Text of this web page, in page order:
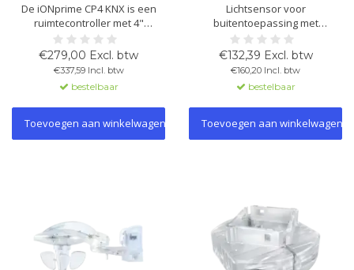
De iONprime CP4 KNX is een
ruimtecontroller met 4"
touchscreen voor temperatuur,
luchtvochtigheid, nabijheid en
helderheid. Tot 6 pagina’s met
elk 8 functies voor schakelen,
dimmen, jaloezie- en
klimaatregeling in slimme
gebouwen.
€279,00 Excl. btw
€337,59 Incl. btw
bestelbaar
Toevoegen aan winkelwagen
Lichtsensor voor
buitentoepassing met
meetbereik van 1 tot 100.000
lux. Ideaal voor
lichtafhankelijke regeling en
combineerbaar met het
Theben-weerstation.
€132,39 Excl. btw
€160,20 Incl. btw
bestelbaar
Toevoegen aan winkelwagen